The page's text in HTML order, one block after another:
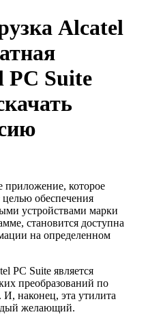
Alcatel
PC Suite
приложение, которое
целью обеспечения
устройствами марки
становится доступна
на определенном
PC Suite является
преобразований по
наконец, эта утилита
желающий.